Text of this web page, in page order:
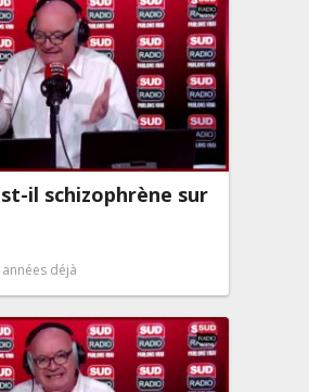
il schizophrène sur
déjà